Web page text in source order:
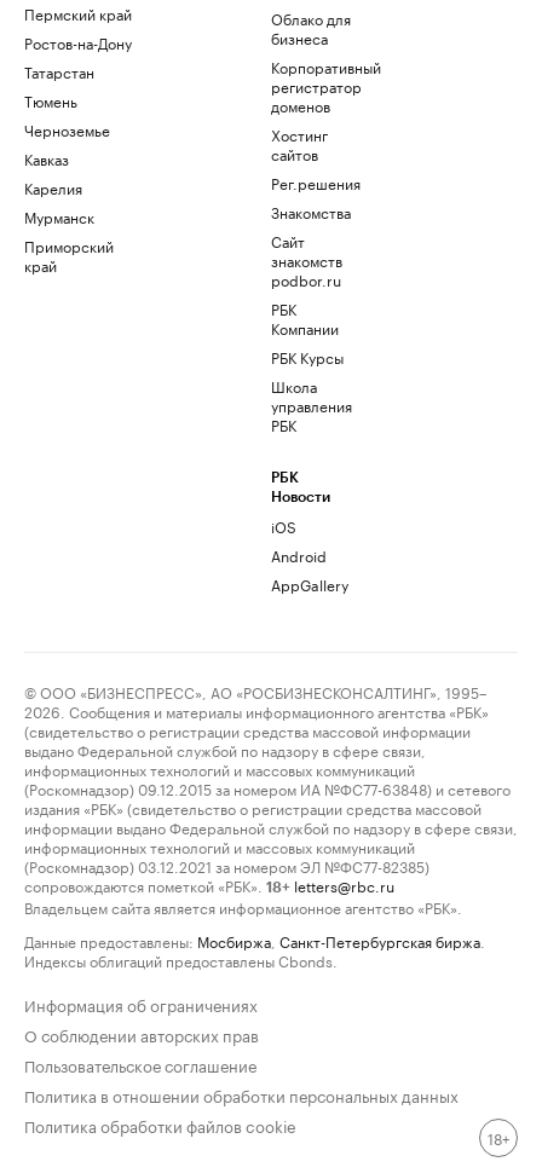
Пермский край
Ростов-на-Дону
Татарстан
Тюмень
Черноземье
Кавказ
Карелия
Мурманск
Приморский
край
Облако для
бизнеса
Корпоративный
регистратор
доменов
Хостинг
сайтов
Рег.решения
Знакомства
Сайт
знакомств
podbor.ru
РБК
Компании
РБК Курсы
Школа
управления
РБК
РБК
Новости
iOS
Android
AppGallery
© ООО «БИЗНЕСПРЕСС», АО «РОСБИЗНЕСКОНСАЛТИНГ», 1995–
2026. Сообщения и материалы информационного агентства «РБК»
(свидетельство о регистрации средства массовой информации
выдано Федеральной службой по надзору в сфере связи,
информационных технологий и массовых коммуникаций
(Роскомнадзор) 09.12.2015 за номером ИА №ФС77-63848) и сетевого
издания «РБК» (свидетельство о регистрации средства массовой
информации выдано Федеральной службой по надзору в сфере связи,
информационных технологий и массовых коммуникаций
(Роскомнадзор) 03.12.2021 за номером ЭЛ №ФС77-82385)
сопровождаются пометкой «РБК».
18+ letters@rbc.ru
Владельцем сайта является информационное агентство «РБК».
Данные предоставлены: Мосбиржа Санкт-Петербургская биржа
Индексы облигаций предоставлены Cbonds.
Информация об ограничениях
О соблюдении авторских прав
Пользовательское соглашение
Политика в отношении обработки персональных данных
Политика обработки файлов cookie
18+